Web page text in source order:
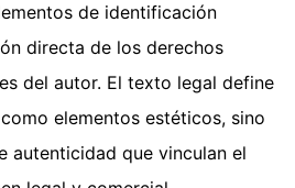
de identificación
directa de los derechos
del autor. El texto legal define
elementos estéticos, sino
autenticidad que vinculan el